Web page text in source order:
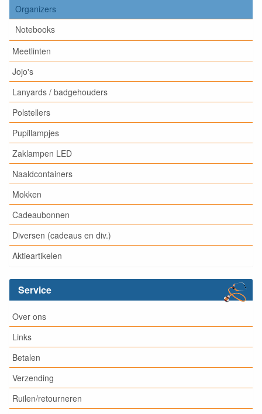
Organizers
Notebooks
Meetlinten
Jojo's
Lanyards / badgehouders
Polstellers
Pupillampjes
Zaklampen LED
Naaldcontainers
Mokken
Cadeaubonnen
Diversen (cadeaus en div.)
Aktieartikelen
Service
Over ons
Links
Betalen
Verzending
Ruilen/retourneren